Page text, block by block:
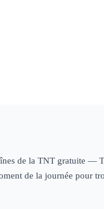
de la TNT gratuite —
de la journée pour